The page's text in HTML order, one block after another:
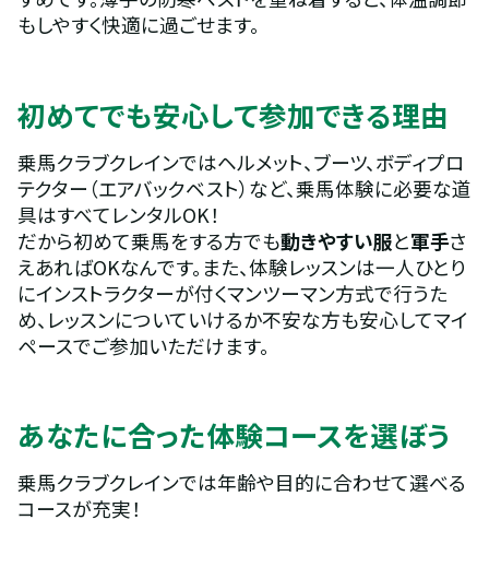
もしやすく快適に過ごせます。
初めてでも安心して参加できる理由
乗馬クラブクレインではヘルメット、ブーツ、ボディプロ
テクター（エアバックベスト）など、乗馬体験に必要な道
具はすべてレンタルOK！
だから初めて乗馬をする方でも動きやすい服と軍手さ
えあればOKなんです。また、体験レッスンは一人ひとり
にインストラクターが付くマンツーマン方式で行うた
め、レッスンについていけるか不安な方も安心してマイ
ペースでご参加いただけます。
あなたに合った体験コースを選ぼう
乗馬クラブクレインでは年齢や目的に合わせて選べる
コースが充実！